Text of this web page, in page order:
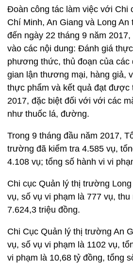
Đoàn công tác làm việc với Chi
Chí Minh, An Giang và Long
đến ngày 22 tháng 9 năm
vào các nội dung: Đánh giá
phương thức, thủ đoạn của các
gian lận thương mại, hàng giả,
thực phẩm và kết quả đạt được
2017, đặc biệt đối với với các
như thuốc lá, đường.
Trong 9 tháng đầu năm 2017,
trường đã kiểm tra 4.585 vụ,
4.108 vụ; tổng số hành vi vi
Chi cục Quản lý thị trường
vụ, số vụ vi phạm là 777 vụ,
7.624,3 triệu đồng.
Chi Cục Quản lý thị trường An
vụ, số vụ vi phạm là 1102 vụ,
vi phạm là 10,68 tỷ đồng, tổng